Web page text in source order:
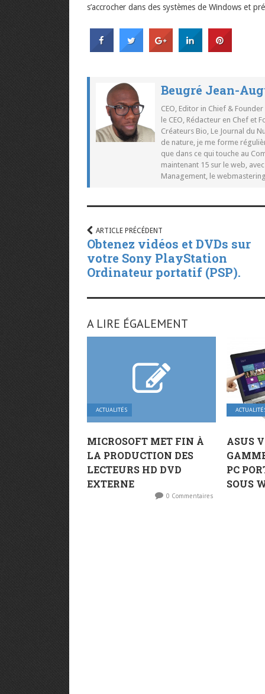
s’accrocher dans des systèmes de Windows et
Beugré Jean-
CEO, Editor in Chief &
le CEO, Rédacteur en Chef et
Créateurs Bio, Le Journal du
de nature, je me forme
que dans ce qui touche au
maintenant 15 sur le web,
Management, le
ARTICLE PRÉCÉDENT
Obtenez vidéos et DVDs sur
votre Sony PlayStation
Ordinateur portatif (PSP).
A LIRE ÉGALEMENT
ACTUALITÉS
MICROSOFT MET FIN À
LA PRODUCTION DES
LECTEURS HD DVD
EXTERNE
0 Commentaires
ASUS
PC
SOUS